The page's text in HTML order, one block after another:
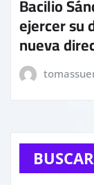
Bacilio
ejercer su
nueva
BUSCAR